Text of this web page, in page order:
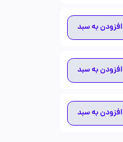
افزودن به سبد
افزودن به سبد
افزودن به سبد